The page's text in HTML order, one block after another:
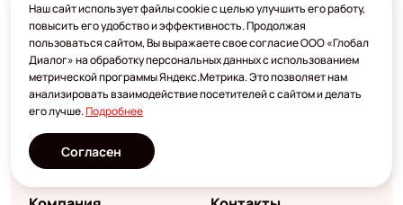
Языковые онлайн-курсы
Языковые курсы для
молодежи и взрослых
Детские языковые лагеря
Языковые курсы для
деловых людей
Семейные курсы
Наш сайт использует файлы cookie с целью улучшить его работу,
повысить его удобство и эффективность. Продолжая
пользоваться сайтом, Вы выражаете свое согласие ООО «Глобал
Диалог» на обработку персональных данных с использованием
метрической программы Яндекс.Метрика. Это позволяет нам
анализировать взаимодействие посетителей с сайтом и делать
его лучше.Подробнее
Согласен